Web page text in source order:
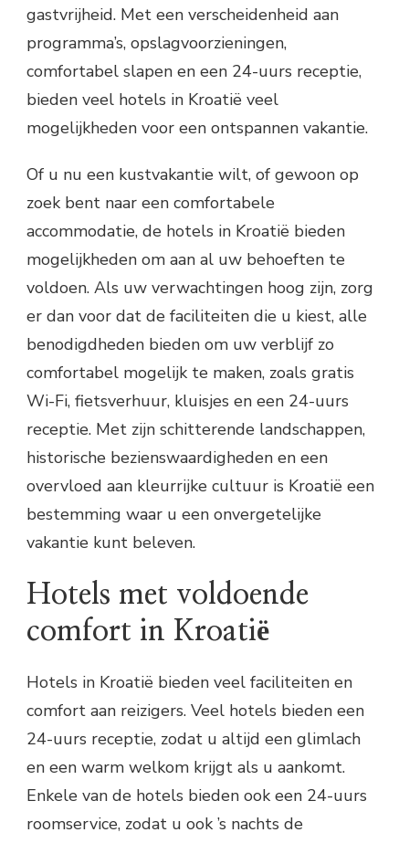
gastvrijheid. Met een verscheidenheid aan
programma’s, opslagvoorzieningen,
comfortabel slapen en een 24-uurs receptie,
bieden veel hotels in Kroatië veel
mogelijkheden voor een ontspannen vakantie.
Of u nu een kustvakantie wilt, of gewoon op
zoek bent naar een comfortabele
accommodatie, de hotels in Kroatië bieden
mogelijkheden om aan al uw behoeften te
voldoen. Als uw verwachtingen hoog zijn, zorg
er dan voor dat de faciliteiten die u kiest, alle
benodigdheden bieden om uw verblijf zo
comfortabel mogelijk te maken, zoals gratis
Wi-Fi, fietsverhuur, kluisjes en een 24-uurs
receptie. Met zijn schitterende landschappen,
historische bezienswaardigheden en een
overvloed aan kleurrijke cultuur is Kroatië een
bestemming waar u een onvergetelijke
vakantie kunt beleven.
Hotels met voldoende
comfort in Kroatië
Hotels in Kroatië bieden veel faciliteiten en
comfort aan reizigers. Veel hotels bieden een
24-uurs receptie, zodat u altijd een glimlach
en een warm welkom krijgt als u aankomt.
Enkele van de hotels bieden ook een 24-uurs
roomservice, zodat u ook ’s nachts de